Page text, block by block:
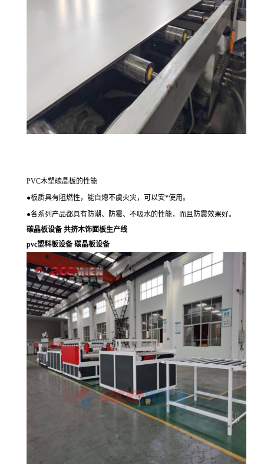
PVC木塑碳晶板的性能
●板质具有阻燃性，能自熄不虞火灾，可以安*使用。
●各系列产品都具有防潮、防霉、不吸水的性能，而且防震效果好。
碳晶板设备 共挤木饰面板生产线
pvc塑料板设备 碳晶板设备